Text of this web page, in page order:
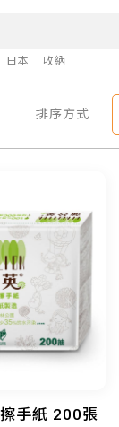
日本 收納
排序方式
手紙 200張